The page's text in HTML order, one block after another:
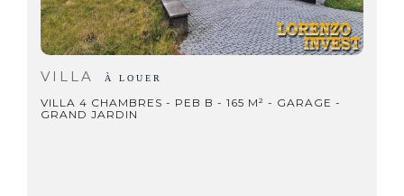
VILLA À LOUER
VILLA 4 CHAMBRES - PEB B - 165 M² - GARAGE -
GRAND JARDIN